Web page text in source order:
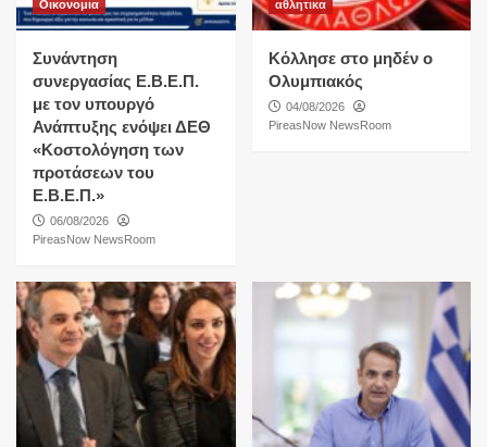
Οικονομια
Συνάντηση
συνεργασίας Ε.Β.Ε.Π.
με τον υπουργό
Ανάπτυξης ενόψει ΔΕΘ
«Κοστολόγηση των
προτάσεων του
Ε.Β.Ε.Π.»
06/08/2026
PireasNow NewsRoom
αθλητικα
Κόλλησε στο μηδέν ο
Ολυμπιακός
04/08/2026
PireasNow NewsRoom